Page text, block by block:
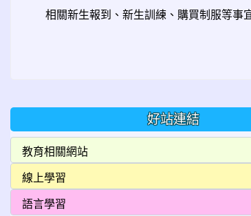
相關新生報到、新生訓練、購買制服等事
學務處
好站連結